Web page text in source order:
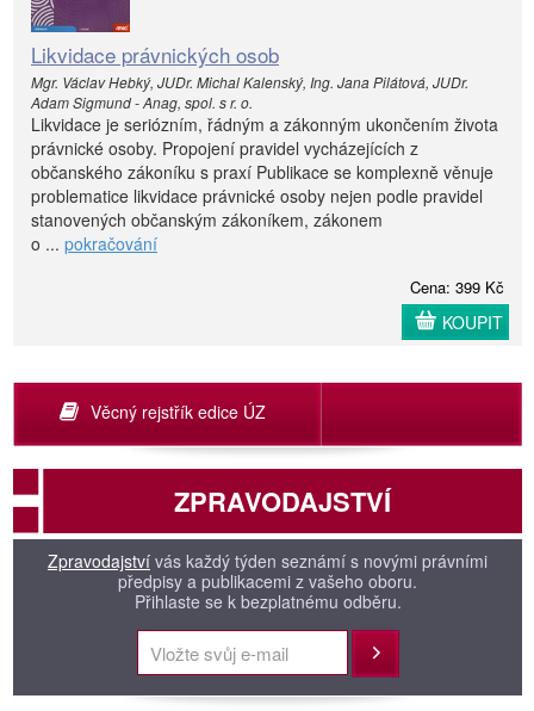
Likvidace právnických osob
Mgr. Václav Hebký, JUDr. Michal Kalenský, Ing. Jana Pilátová, JUDr.
Adam Sigmund - Anag, spol. s r. o.
Likvidace je seriózním, řádným a zákonným ukončením života
právnické osoby. Propojení pravidel vycházejících z
občanského zákoníku s praxí Publikace se komplexně věnuje
problematice likvidace právnické osoby nejen podle pravidel
stanovených občanským zákoníkem, zákonem
o ... pokračování
Cena: 399 Kč
KOUPIT
Věcný rejstřík edice ÚZ
ZPRAVODAJSTVÍ
Zpravodajství vás každý týden seznámí s novými právními
předpisy a publikacemi z vašeho oboru.
Přihlaste se k bezplatnému odběru.
Přihlásit